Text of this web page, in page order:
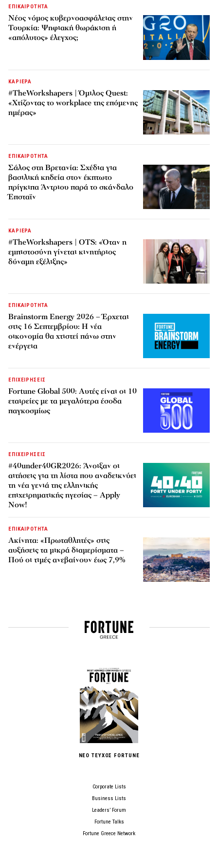
ΕΠΙΚΑΙΡΟΤΗΤΑ
Νέος νόμος κυβερνοασφάλειας στην
Τουρκία: Ψηφιακή θωράκιση ή
«απόλυτος» έλεγχος;
ΚΑΡΙΕΡΑ
#TheWorkshapers | Όμιλος Quest:
«Χτίζοντας το workplace της επόμενης
ημέρας»
ΕΠΙΚΑΙΡΟΤΗΤΑ
Σάλος στη Βρετανία: Σχέδια για
βασιλική κηδεία στον έκπτωτο
πρίγκιπα Άντριου παρά το σκάνδαλο
Έπσταϊν
ΚΑΡΙΕΡΑ
#TheWorkshapers | OTS: «Όταν η
εμπιστοσύνη γίνεται κινητήριος
δύναμη εξέλιξης»
ΕΠΙΚΑΙΡΟΤΗΤΑ
Brainstorm Energy 2026 – Έρχεται
στις 16 Σεπτεμβρίου: Η νέα
οικονομία θα χτιστεί πάνω στην
ενέργεια
ΕΠΙΧΕΙΡΗΣΕΙΣ
Fortune Global 500: Αυτές είναι οι 10
εταιρείες με τα μεγαλύτερα έσοδα
παγκοσμίως
ΕΠΙΧΕΙΡΗΣΕΙΣ
#40under40GR2026: Άνοιξαν οι
αιτήσεις για τη λίστα που αναδεικνύει
τη νέα γενιά της ελληνικής
επιχειρηματικής ηγεσίας – Apply
Now!
ΕΠΙΚΑΙΡΟΤΗΤΑ
Ακίνητα: «Πρωταθλητές» στις
αυξήσεις τα μικρά διαμερίσματα –
Πού οι τιμές ανεβαίνουν έως 7,9%
ΝΕΟ ΤΕΥΧΟΣ FORTUNE
Corporate Lists
Business Lists
Leaders’ Forum
Fortune Talks
Fortune Greece Network